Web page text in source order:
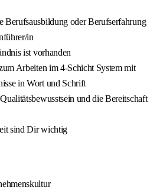
Berufsausbildung oder Berufserfahrung
in
ist vorhanden
Arbeiten im 4-Schicht System mit
in Wort und Schrift
und die Bereitschaft
sind Dir wichtig